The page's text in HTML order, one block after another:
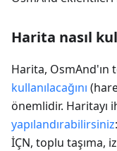
Harita nasıl
Harita, OsmAnd'ın
kullanılacağını
önemlidir. Haritayı
yapılandırabilirsiniz:
İÇN, toplu taşıma,